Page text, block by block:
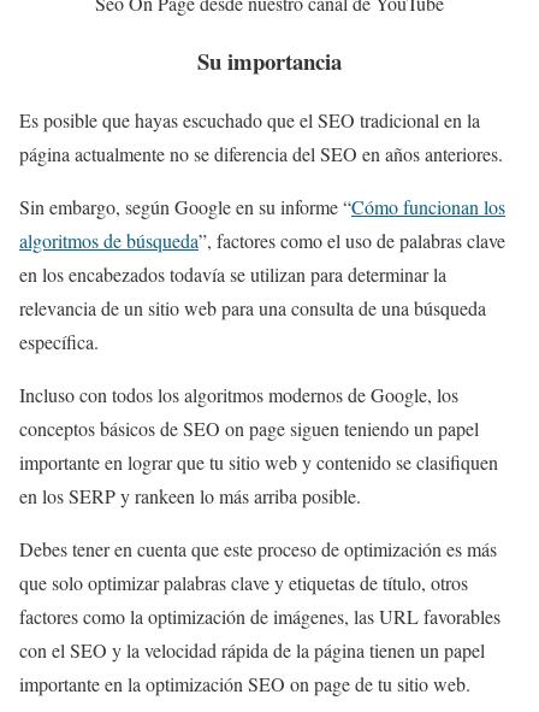
Su importancia
Es posible que hayas escuchado que el SEO tradicional en la
página actualmente no se diferencia del SEO en años anteriores.
Sin embargo, según Google en su informe “Cómo funcionan los
algoritmos de búsqueda”, factores como el uso de palabras clave
en los encabezados todavía se utilizan para determinar la
relevancia de un sitio web para una consulta de una búsqueda
específica.
Incluso con todos los algoritmos modernos de Google, los
conceptos básicos de SEO on page siguen teniendo un papel
importante en lograr que tu sitio web y contenido se clasifiquen
en los SERP y rankeen lo más arriba posible.
Debes tener en cuenta que este proceso de optimización es más
que solo optimizar palabras clave y etiquetas de título, otros
factores como la optimización de imágenes, las URL favorables
con el SEO y la velocidad rápida de la página tienen un papel
importante en la optimización SEO on page de tu sitio web.